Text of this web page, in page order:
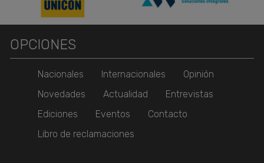
OPCIONES
Nacionales Internacionales
Opinión
Novedades
Actualidad
Entrevistas
Ediciones
Eventos
Contacto
Libro de reclamaciones